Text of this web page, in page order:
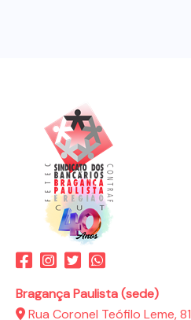
Bragança Paulista (sede)
Rua Coronel Teófilo Leme,